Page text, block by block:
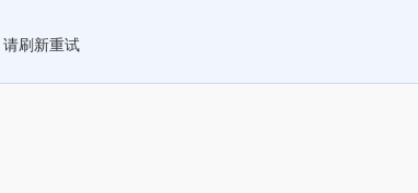
刷新重试